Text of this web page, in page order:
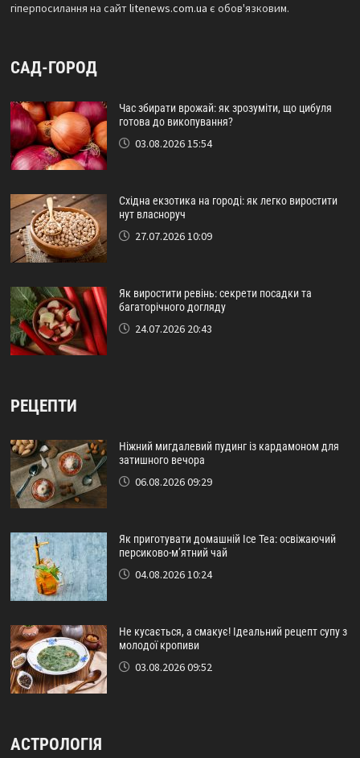
гіперпосилання на сайтlitenews.com.ua є обов'язковим.
САД-ГОРОД
Час збирати врожай: як зрозуміти, що цибуля
готова до викопування?
03.08.2026 15:54
Східна екзотика на городі: як легко виростити
нут власноруч
27.07.2026 10:09
Як виростити ревінь: секрети посадки та
багаторічного догляду
24.07.2026 20:43
РЕЦЕПТИ
Ніжний мигдалевий пудинг із кардамоном для
затишного вечора
06.08.2026 09:29
Як приготувати домашній Ice Tea: освіжаючий
персиково-м’ятний чай
04.08.2026 10:24
Не кусається, а смакує! Ідеальний рецепт супу з
молодої кропиви
03.08.2026 09:52
АСТРОЛОГІЯ